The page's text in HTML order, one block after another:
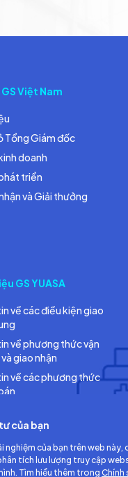
Việt Nam
Tổng Giám đốc
doanh
triển
và Giải thưởng
GS YUASA
về các điều kiện giao
về phương thức vận
giao nhận
về các phương thức
của bạn
của bạn trên web này,
tích lưu lượng truy cập
Tìm hiểu thêm trong Chính